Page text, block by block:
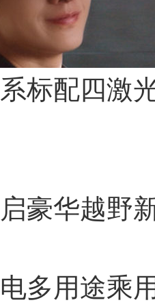
标配四激
豪华越野
多用途乘